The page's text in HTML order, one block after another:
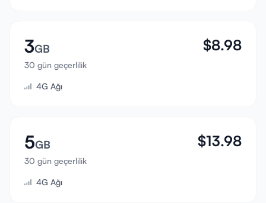
3GB
30 gün geçerlilik
$8.98
4G Ağı
5GB
30 gün geçerlilik
$13.98
4G Ağı